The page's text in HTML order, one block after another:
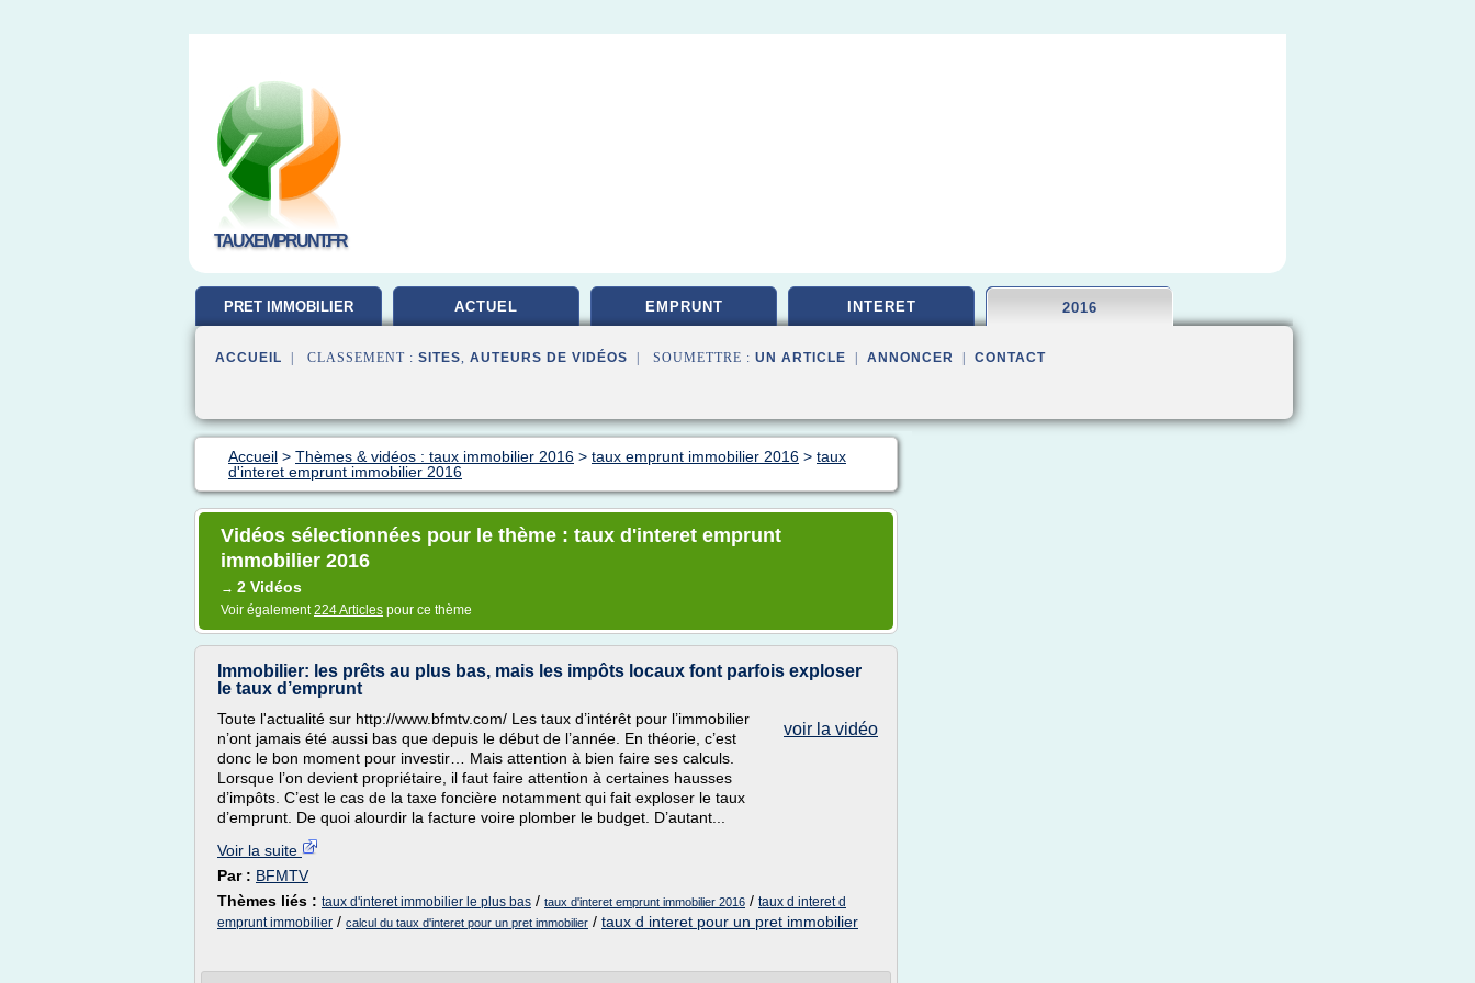
TAUXEMPRUNT.FR
PRET IMMOBILIER ACTUEL EMPRUNT INTERET 2016
ACCUEIL | CLASSEMENT : SITES, AUTEURS DE VIDÉOS | SOUMETTRE : UN ARTICLE ANNONCER CONTACT
Accueil > Thèmes & vidéos : taux immobilier 2016 > taux emprunt immobilier 2016 > taux
d'interet emprunt immobilier 2016
Vidéos sélectionnées pour le thème : taux d'interet emprunt
immobilier 2016
→ 2 Vidéos
Voir également224 Articles pour ce thème
Immobilier: les prêts au plus bas, mais les impôts locaux font parfois exploser
le taux d’emprunt
voir la vidéo
Toute l'actualité sur http://www.bfmtv.com/ Les taux d’intérêt pour l’immobilier
n’ont jamais été aussi bas que depuis le début de l’année. En théorie, c’est
donc le bon moment pour investir… Mais attention à bien faire ses calculs.
Lorsque l’on devient propriétaire, il faut faire attention à certaines hausses
d’impôts. C’est le cas de la taxe foncière notamment qui fait exploser le taux
d’emprunt. De quoi alourdir la facture voire plomber le budget. D’autant...
Voir la suite
Par : BFMTV
Thèmes liés : taux d'interet immobilier le plus bas / taux d'interet emprunt immobilier 2016 / taux d interet d
emprunt immobilier / calcul du taux d'interet pour un pret immobilier / taux d interet pour un pret immobilier